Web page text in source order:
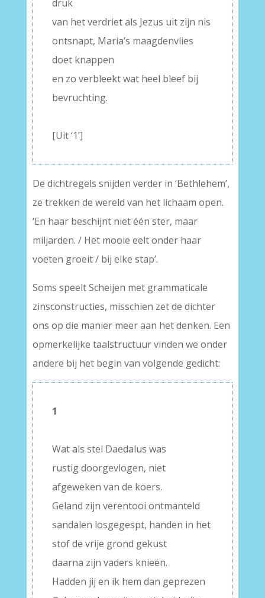
druk
van het verdriet als Jezus uit zijn nis
ontsnapt, Maria’s maagdenvlies
doet knappen
en zo verbleekt wat heel bleef bij
bevruchting.
[Uit ‘1’]
De dichtregels snijden verder in ‘Bethlehem’,
ze trekken de wereld van het lichaam open.
‘En haar beschijnt niet één ster, maar
miljarden. / Het mooie eelt onder haar
voeten groeit / bij elke stap’.
Soms speelt Scheijen met grammaticale
zinsconstructies, misschien zet de dichter
ons op die manier meer aan het denken. Een
opmerkelijke taalstructuur vinden we onder
andere bij het begin van volgende gedicht:
1
Wat als stel Daedalus was
rustig doorgevlogen, niet
afgeweken van de koers.
Geland zijn verentooi ontmanteld
sandalen losgegespt, handen in het
stof de vrije grond gekust
daarna zijn vaders knieën.
Hadden jij en ik hem dan geprezen